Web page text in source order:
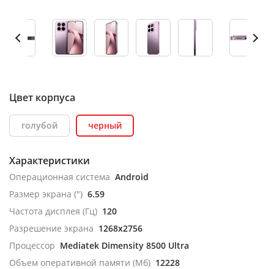
Цвет корпуса
голубой черный
Характеристики
Операционная система Android
Размер экрана (") 6.59
Частота дисплея (Гц) 120
Разрешение экрана 1268x2756
Процессор Mediatek Dimensity 8500 Ultra
Объем оперативной памяти (Мб) 12228